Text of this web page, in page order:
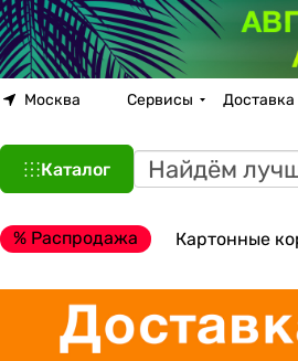
Москва Сервисы Доставка
Каталог
% Распродажа Картонные